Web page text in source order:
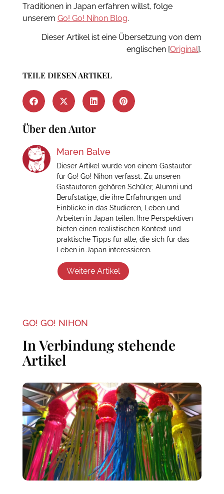
Traditionen in Japan erfahren willst, folge
unserem Go! Go! Nihon Blog.
Dieser Artikel ist eine Übersetzung von dem
englischen [Original].
TEILE DIESEN ARTIKEL
Über den Autor
Maren Balve
Dieser Artikel wurde von einem Gastautor
für Go! Go! Nihon verfasst. Zu unseren
Gastautoren gehören Schüler, Alumni und
Berufstätige, die ihre Erfahrungen und
Einblicke in das Studieren, Leben und
Arbeiten in Japan teilen. Ihre Perspektiven
bieten einen realistischen Kontext und
praktische Tipps für alle, die sich für das
Leben in Japan interessieren.
Weitere Artikel
GO! GO! NIHON
In Verbindung stehende
Artikel